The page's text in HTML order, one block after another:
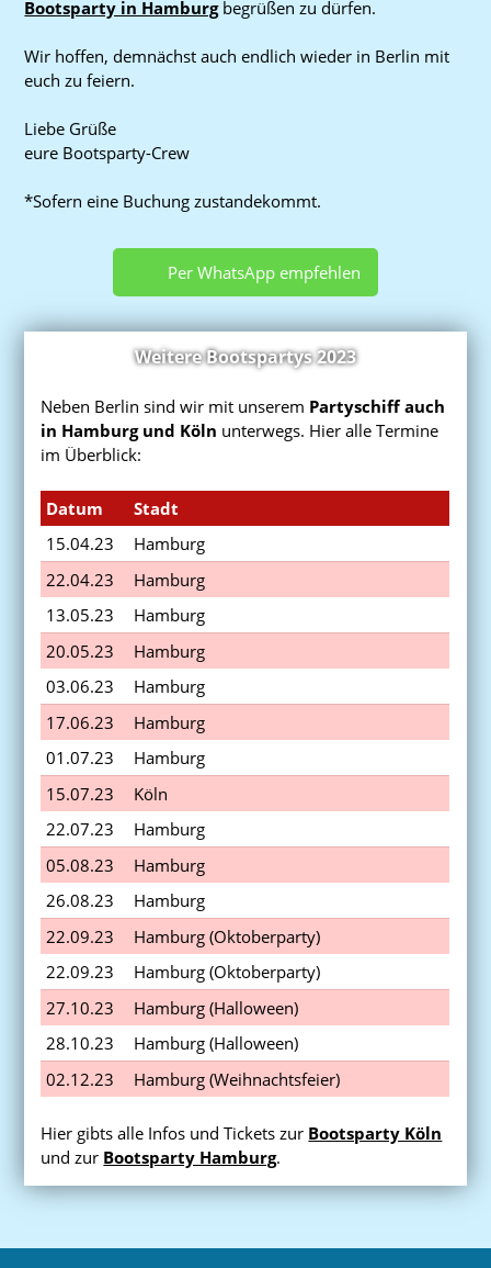
Bootsparty in Hamburgbegrüßen zu dürfen.
Wir hoffen, demnächst auch endlich wieder in Berlin mit
euch zu feiern.
Liebe Grüße
eure Bootsparty-Crew
*Sofern eine Buchung zustandekommt.
Per WhatsApp empfehlen
Weitere Bootspartys 2023
Neben Berlin sind wir mit unserem Partyschiff auch
in Hamburg und Köln unterwegs. Hier alle Termine
im Überblick:
Datum
Stadt
15.04.23
Hamburg
22.04.23
Hamburg
13.05.23
Hamburg
20.05.23
Hamburg
03.06.23
Hamburg
17.06.23
Hamburg
01.07.23
Hamburg
15.07.23
Köln
22.07.23
Hamburg
05.08.23
Hamburg
26.08.23
Hamburg
22.09.23
Hamburg (Oktoberparty)
22.09.23
Hamburg (Oktoberparty)
27.10.23
Hamburg (Halloween)
28.10.23
Hamburg (Halloween)
02.12.23
Hamburg (Weihnachtsfeier)
Hier gibts alle Infos und Tickets zur Bootsparty Köln
und zur Bootsparty Hamburg.